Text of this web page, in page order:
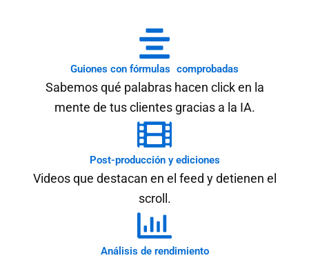
Guiones con fórmulas comprobadas
Sabemos qué palabras hacen click en la
mente de tus clientes gracias a la IA.
Post-producción y ediciones
Videos que destacan en el feed y detienen el
scroll.
Análisis de rendimiento